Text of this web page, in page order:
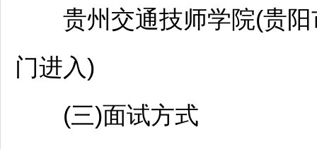
贵州交通技师学院(贵阳
门进入)
(三)面试方式